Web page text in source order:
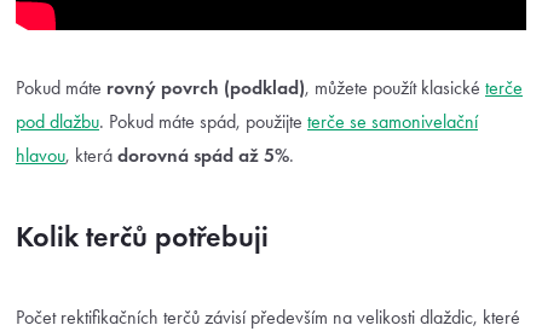
Pokud máte rovný povrch (podklad), můžete použít klasické terče
pod dlažbu. Pokud máte spád, použijte terče se samonivelační
hlavou, která dorovná spád až 5%.
Kolik terčů potřebuji
Počet rektifikačních terčů závisí především na velikosti dlaždic, které